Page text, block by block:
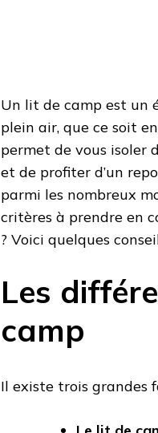
Un lit de camp est un
plein air, que ce soit
permet de vous isoler
et de profiter d’un
parmi les nombreux
critères à prendre en
? Voici quelques
Les
camp
Il existe trois grandes